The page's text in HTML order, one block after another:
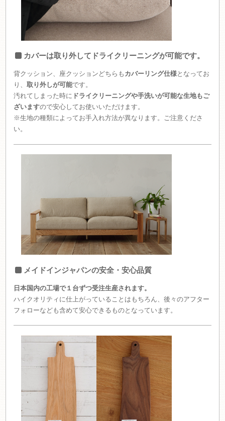
カバーは取り外してドライクリーニングが可能です。
背クッション、座クッションどちらもカバーリング仕様となってお
り、取り外しが可能です。
汚れてしまった時に ドライクリーニングや手洗いが可能な生地もご
ざいますので安心してお使いいただけます。
※生地の種類によってお手入れ方法が異なります。ご注意くださ
い。
メイドインジャパンの安全・安心品質
日本国内の工場で１台ずつ受注生産されます。
ハイクオリティに仕上がっていることはもちろん、後々のアフター
フォローなども含めて安心できるものとなっています。